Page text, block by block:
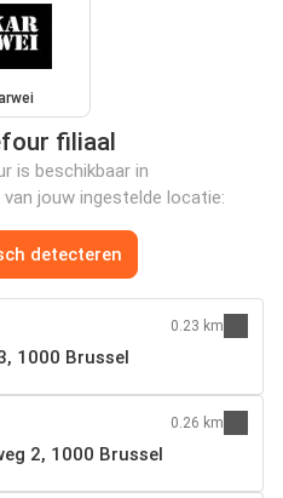
filiaal
is beschikbaar in
jouw ingestelde locatie:
detecteren
1000 Brussel
0.23 km
2, 1000 Brussel
0.26 km